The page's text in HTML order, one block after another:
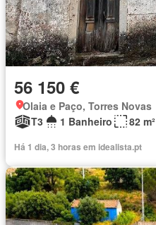
56 150 €
Olaia e Paço, Torres Novas
T3
1 Banheiro 82 m²
Há 1 dia, 3 horas em idealista.pt